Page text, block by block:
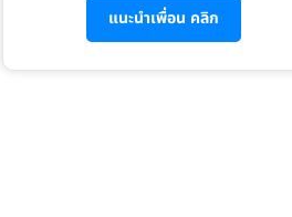
แนะนำเพื่อน คลิก